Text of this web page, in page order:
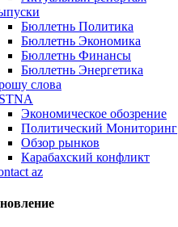
Бюллетнь Политика
Бюллетнь Экономика
Бюллетнь Финансы
Бюллетнь Энергетика
слова
Экономическое обозрение
Политический Мониторинг
Обзор рынков
Карабахский конфликт
az